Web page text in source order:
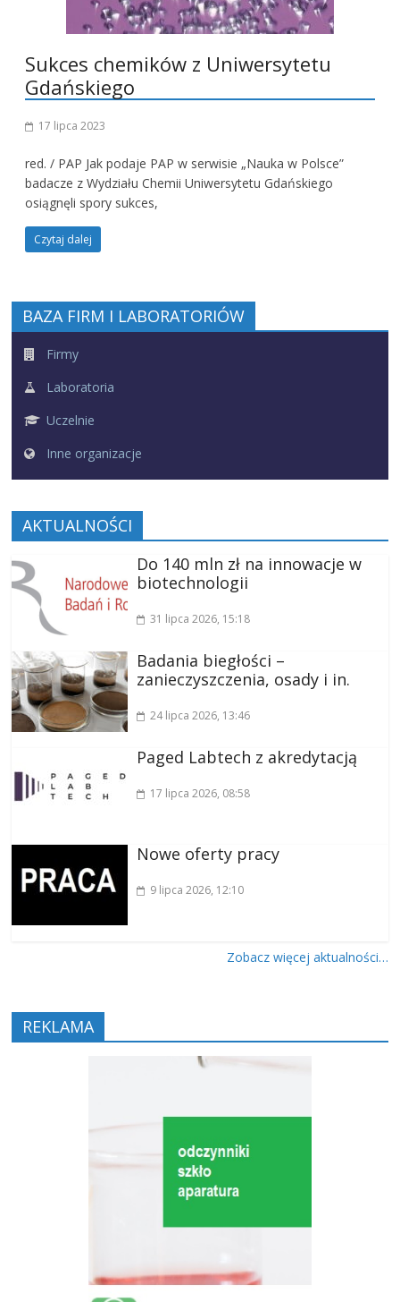
Sukces chemików z Uniwersytetu
Gdańskiego
17 lipca 2023
red. / PAP Jak podaje PAP w serwisie „Nauka w Polsce”
badacze z Wydziału Chemii Uniwersytetu Gdańskiego
osiągnęli spory sukces,
Czytaj dalej
BAZA FIRM I LABORATORIÓW
Firmy
Laboratoria
Uczelnie
Inne organizacje
AKTUALNOŚCI
Do 140 mln zł na innowacje w
biotechnologii
31 lipca 2026, 15:18
Badania biegłości –
zanieczyszczenia, osady i in.
24 lipca 2026, 13:46
Paged Labtech z akredytacją
17 lipca 2026, 08:58
Nowe oferty pracy
9 lipca 2026, 12:10
Zobacz więcej aktualności…
REKLAMA